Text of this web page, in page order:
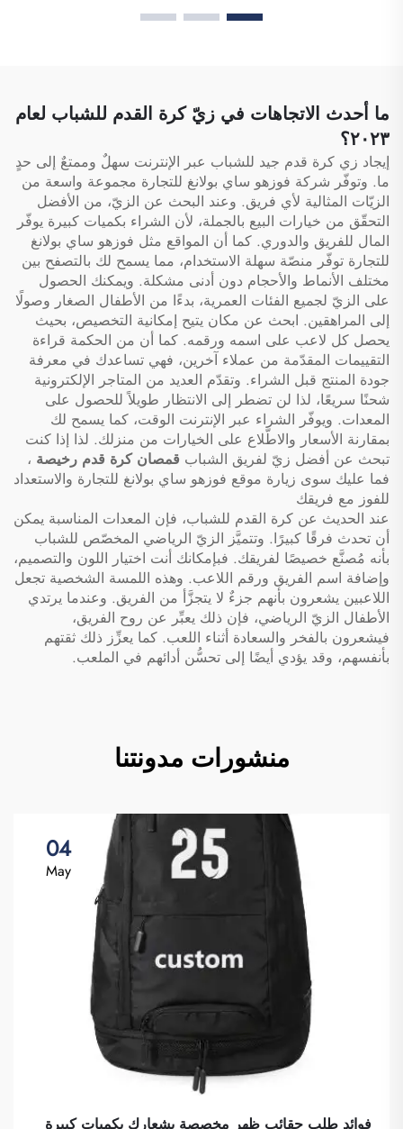
الاستخدام، مدرسية، حرارية،
يحتوي على أقسام متعددة،
ما أحدث الاتجاهات في زيّ كرة القدم للشباب لعام
٢٠٢٣؟
إيجاد زي كرة قدم جيد للشباب عبر الإنترنت سهلٌ وممتعٌ إلى حدٍ
ما. وتوفّر شركة فوزهو ساي بولانغ للتجارة مجموعة واسعة من
الزيّات المثالية لأي فريق. وعند البحث عن الزيّ، من الأفضل
التحقّق من خيارات البيع بالجملة، لأن الشراء بكميات كبيرة يوفّر
المال للفريق والدوري. كما أن المواقع مثل فوزهو ساي بولانغ
للتجارة توفّر منصّة سهلة الاستخدام، مما يسمح لك بالتصفح بين
مختلف الأنماط والأحجام دون أدنى مشكلة. ويمكنك الحصول
على الزيّ لجميع الفئات العمرية، بدءًا من الأطفال الصغار وصولًا
إلى المراهقين. ابحث عن مكان يتيح إمكانية التخصيص، بحيث
يحصل كل لاعب على اسمه ورقمه. كما أن من الحكمة قراءة
التقييمات المقدّمة من عملاء آخرين، فهي تساعدك في معرفة
جودة المنتج قبل الشراء. وتقدّم العديد من المتاجر الإلكترونية
شحنًا سريعًا، لذا لن تضطر إلى الانتظار طويلاً للحصول على
المعدات. ويوفّر الشراء عبر الإنترنت الوقت، كما يسمح لك
بمقارنة الأسعار والاطّلاع على الخيارات من منزلك. لذا إذا كنت
تبحث عن أفضل زيّ لفريق الشباب قمصان كرة قدم رخيصة ،
فما عليك سوى زيارة موقع فوزهو ساي بولانغ للتجارة والاستعداد
للفوز مع فريقك
عند الحديث عن كرة القدم للشباب، فإن المعدات المناسبة يمكن
أن تحدث فرقًا كبيرًا. وتتميَّز الزيّ الرياضي المخصّص للشباب
بأنه مُصنَّع خصيصًا لفريقك. فبإمكانك أنت اختيار اللون والتصميم،
وإضافة اسم الفريق ورقم اللاعب. وهذه اللمسة الشخصية تجعل
اللاعبين يشعرون بأنهم جزءٌ لا يتجزَّأ من الفريق. وعندما يرتدي
الأطفال الزيّ الرياضي، فإن ذلك يعبِّر عن روح الفريق،
فيشعرون بالفخر والسعادة أثناء اللعب. كما يعزِّز ذلك ثقتهم
بأنفسهم، وقد يؤدي أيضًا إلى تحسُّن أدائهم في الملعب.
منشورات مدونتنا
04
May
فوائد طلب حقائب ظهر مخصصة بشعارك بكميات كبيرة